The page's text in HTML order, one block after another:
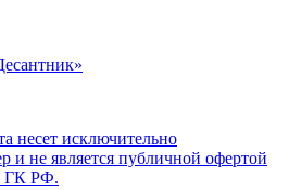
несет исключительно
и не является публичной офертой
ГК РФ.